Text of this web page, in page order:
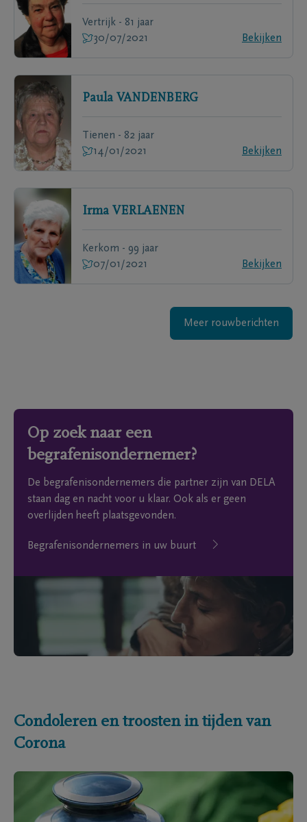
Vertrijk - 81 jaar
30/07/2021
Bekijken
Paula VANDENBERG
Tienen - 82 jaar
14/01/2021
Bekijken
Irma VERLAENEN
Kerkom - 99 jaar
07/01/2021
Bekijken
Meer rouwberichten
Op zoek naar een
begrafenisondernemer?
De begrafenisondernemers die partner zijn van DELA
staan dag en nacht voor u klaar. Ook als er geen
overlijden heeft plaatsgevonden.
Begrafenisondernemers in uw buurt
Condoleren en troosten in tijden van
Corona